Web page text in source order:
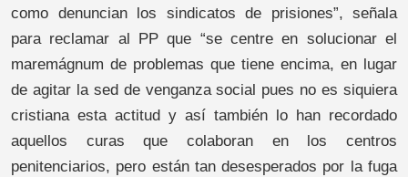
como denuncian los sindicatos de prisiones”, señala
para reclamar al PP que “se centre en solucionar el
maremágnum de problemas que tiene encima, en lugar
de agitar la sed de venganza social pues no es siquiera
cristiana esta actitud y así también lo han recordado
aquellos curas que colaboran en los centros
penitenciarios, pero están tan desesperados por la fuga